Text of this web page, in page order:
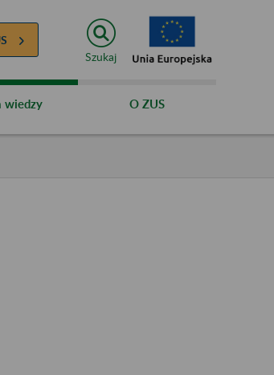
Szukaj
wiedzy O ZUS